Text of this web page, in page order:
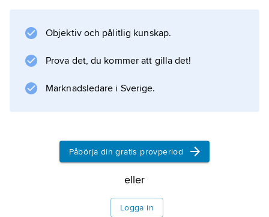
Objektiv och pålitlig kunskap.
Prova det, du kommer att gilla det!
Marknadsledare i Sverige.
Påbörja din gratis provperiod
eller
Logga in